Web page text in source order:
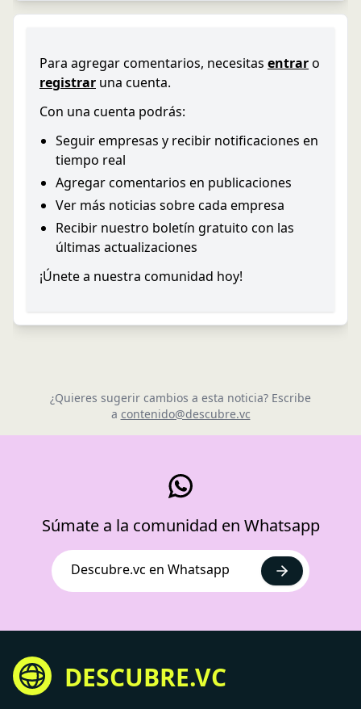
Para agregar comentarios, necesitas entraro
registrar una cuenta.
Con una cuenta podrás:
Seguir empresas y recibir notificaciones en
tiempo real
Agregar comentarios en publicaciones
Ver más noticias sobre cada empresa
Recibir nuestro boletín gratuito con las
últimas actualizaciones
¡Únete a nuestra comunidad hoy!
¿Quieres sugerir cambios a esta noticia? Escribe
a contenido@descubre.vc
Súmate a la comunidad en Whatsapp
Descubre.vc en Whatsapp
DESCUBRE.VC